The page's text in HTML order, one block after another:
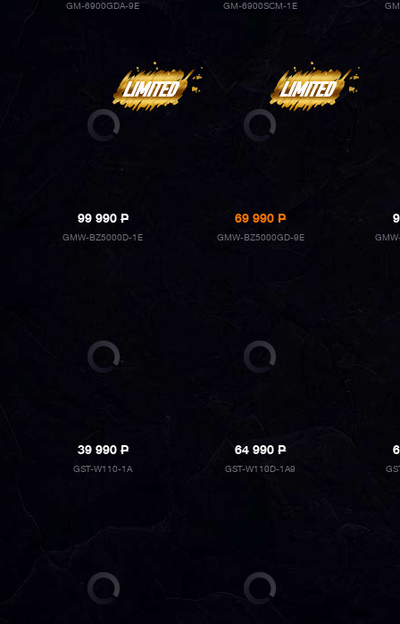
GM-6900GDA-9E GM-6900SCM-1E
99 990P
GMW-BZ5000D-1E
69 990P
GMW-BZ5000GD-9E
39 990P
GST-W110-1A
64 990P
GST-W110D-1A9